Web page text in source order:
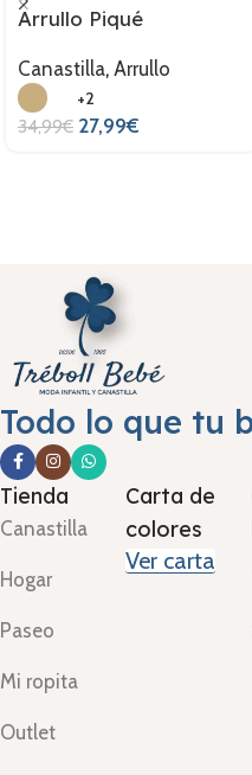
Arrullo Piqué
Canastilla, Arrullo
+2
34,99€ 27,99€
Todo lo que tu
Tienda
Canastilla
Hogar
Paseo
Mi ropita
Outlet
Carta de
colores
Ver carta